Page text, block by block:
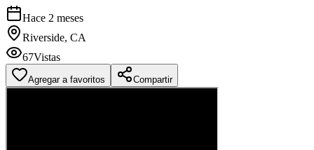
Hace 2 meses
Riverside, CA
67Vistas
Agregar a favoritos Compartir